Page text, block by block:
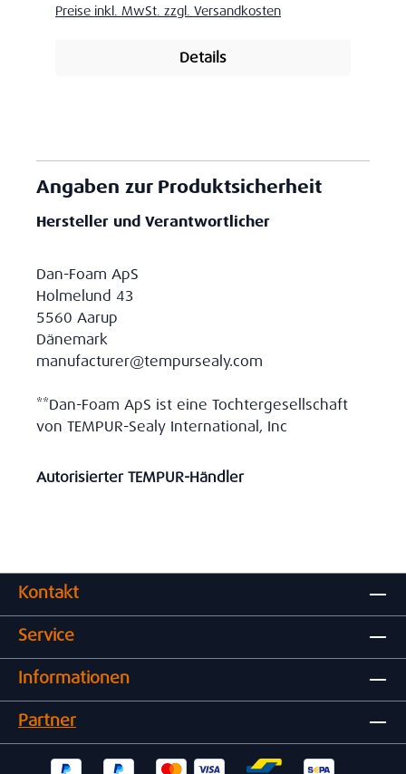
Preise inkl. MwSt. zzgl. Versandkosten
Details
Angaben zur Produktsicherheit
Hersteller und Verantwortlicher
Dan-Foam ApS
Holmelund 43
5560 Aarup
Dänemark
manufacturer@tempursealy.com
**Dan-Foam ApS ist eine Tochtergesellschaft
von TEMPUR-Sealy International, Inc
Autorisierter TEMPUR-Händler
Kontakt
Service
Informationen
Partner